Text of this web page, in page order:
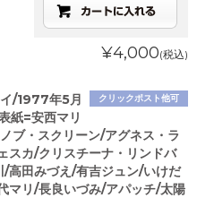
¥4,000(税込)
クリックポスト他可
/1977年5月
=安西マリ
ブ・スクリーン/アグネス・ラ
スカ/クリスチーナ・リンドバ
/高田みづえ/有吉ジュン/いけだ
マリ/長良いづみ/アパッチ/太陽